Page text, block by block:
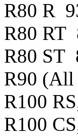
R80 R
R80 RT
R80 ST
R90
R100
R100